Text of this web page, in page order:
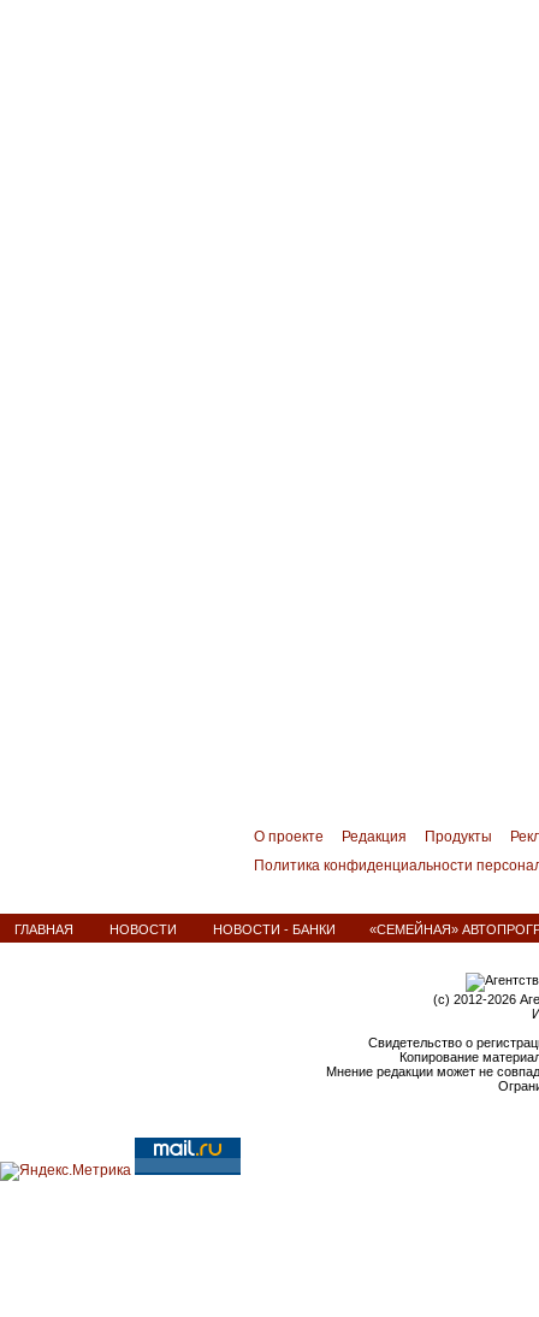
О проекте Редакция Продукты
Политика конфиденциальности
ГЛАВНАЯ НОВОСТИ НОВОСТИ - БАНКИ «СЕМЕЙНАЯ»
(c) 2012-2026
Свидетельство о
Копирование
Мнение редакции может не